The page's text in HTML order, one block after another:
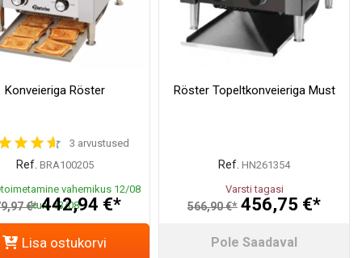
Konveieriga Röster
3 arvustused
Ref. BRA100205
vahemikus 12/08
kuni 13/08
€* 442,94 €*
Lisa ostukorvi
Röster Topeltkonveieriga Must
Ref. HN261354
Varsti tagasi
566,90 €* 456,75 €*
Pole Saadaval